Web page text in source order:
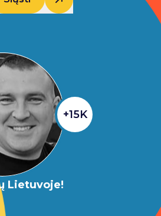
+15K
Lietuvoje!